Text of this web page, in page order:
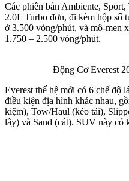
Các phiên bản Ambiente,
2.0L Turbo đơn, đi kèm hộp số
ở 3.500 vòng/phút, và mô-men
1.750 – 2.500 vòng/phút.
Động Cơ Everest
Everest thế hệ mới có 6 chế độ
điều kiện địa hình khác nhau,
kiệm), Tow/Haul (kéo tải),
lầy) và Sand (cát). SUV này có